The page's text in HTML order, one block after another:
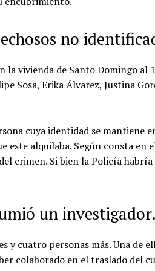
no
la vivienda de Santo Domingo al
Sosa, Erika Álvarez, Justina
cuya identidad se mantiene
este alquilaba. Según consta en
crimen. Si bien la Policía
un investigador.
y cuatro personas más. Una de
colaborado en el traslado del